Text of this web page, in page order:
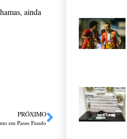
ainda
PRÓXIMO
em Passo Fundo